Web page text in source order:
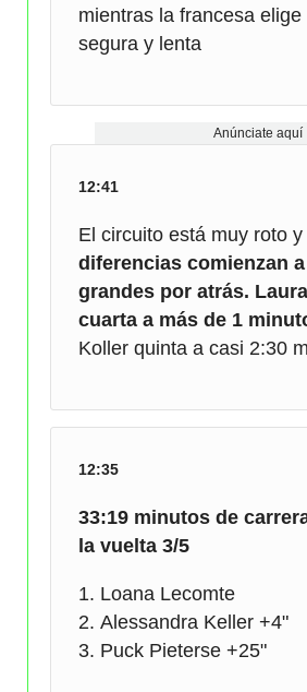
mientras la francesa
segura y lenta
Anúnciate aquí
12:41
El circuito está muy roto y
diferencias comienzan
grandes por atrás.
cuarta a más de 1
Koller quinta a casi 2:30
12:35
33:19 minutos de
la vuelta 3/5
Loana Lecomte
Alessandra Keller +4"
Puck Pieterse +25"